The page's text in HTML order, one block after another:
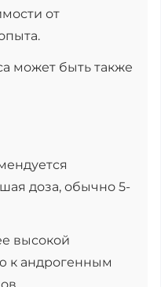
от
может быть также
доза, обычно 5-
высокой
к андрогенным